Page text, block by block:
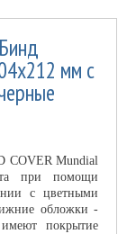
мм с
COVER Mundial
при помощи
с цветными
обложки -
покрытие